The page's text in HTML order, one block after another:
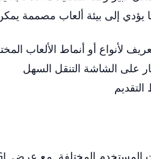
إلى بيئة ألعاب مصممة
لأنواع أو أنماط الألعاب
على الشاشة التنقل السهل